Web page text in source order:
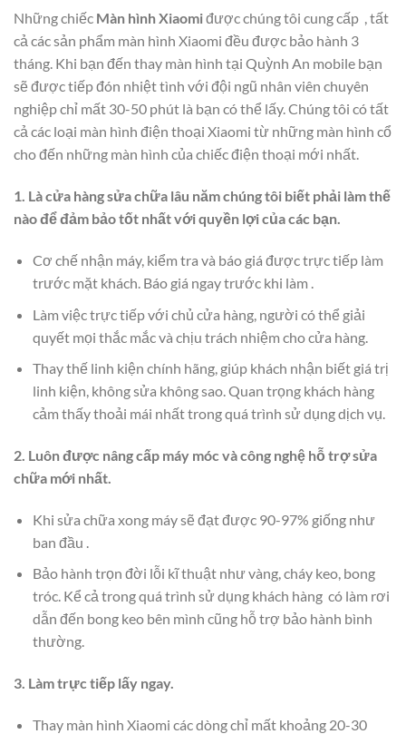
Những chiếc Màn hình Xiaomiđược chúng tôi cung cấp , tất
cả các sản phẩm màn hình Xiaomi đều được bảo hành 3
tháng. Khi bạn đến thay màn hình tại Quỳnh An mobile bạn
sẽ được tiếp đón nhiệt tình với đội ngũ nhân viên chuyên
nghiệp chỉ mất 30-50 phút là bạn có thể lấy. Chúng tôi có tất
cả các loại màn hình điện thoại Xiaomi từ những màn hình cổ
cho đến những màn hình của chiếc điện thoại mới nhất.
1. Là cửa hàng sửa chữa lâu năm chúng tôi biết phải làm thế
nào để đảm bảo tốt nhất với quyền lợi của các bạn.
Cơ chế nhận máy, kiểm tra và báo giá được trực tiếp làm
trước mặt khách. Báo giá ngay trước khi làm .
Làm việc trực tiếp với chủ cửa hàng, người có thể giải
quyết mọi thắc mắc và chịu trách nhiệm cho cửa hàng.
Thay thế linh kiện chính hãng, giúp khách nhận biết giá trị
linh kiện, không sửa không sao. Quan trọng khách hàng
cảm thấy thoải mái nhất trong quá trình sử dụng dịch vụ.
2. Luôn được nâng cấp máy móc và công nghệ hỗ trợ sửa
chữa mới nhất.
Khi sửa chữa xong máy sẽ đạt được 90-97% giống như
ban đầu .
Bảo hành trọn đời lỗi kĩ thuật như vàng, cháy keo, bong
tróc. Kể cả trong quá trình sử dụng khách hàng có làm rơi
dẫn đến bong keo bên mình cũng hỗ trợ bảo hành bình
thường.
3. Làm trực tiếp lấy ngay.
Thay màn hình Xiaomi các dòng chỉ mất khoảng 20-30